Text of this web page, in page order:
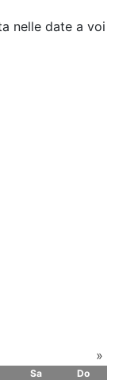
nelle date a voi
»
Sa
Do